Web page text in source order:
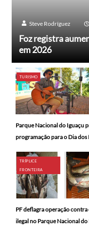
Steve Rodríguez
Foz registra
em 2026
TURISMO
Parque Nacional do Iguaçu
programação para o Dia dos
TRÍPLICE
FRONTEIRA
PF deflagra operação contra
ilegal no Parque Nacional do